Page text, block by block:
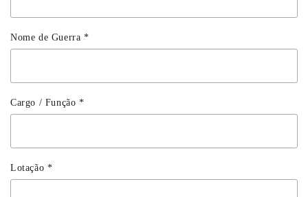
Nome de Guerra *
Cargo / Função *
Lotação *